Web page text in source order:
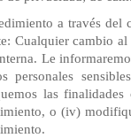
a través del
Cualquier cambio
Le
personales
las
o (iv)